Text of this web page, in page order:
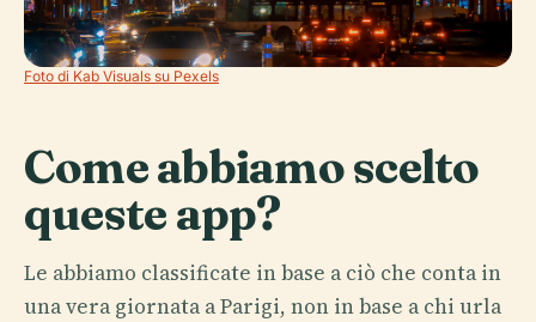
Foto di Kab Visuals su Pexels
Come abbiamo scelto
queste app?
Le abbiamo classificate in base a ciò che conta in
una vera giornata a Parigi, non in base a chi urla